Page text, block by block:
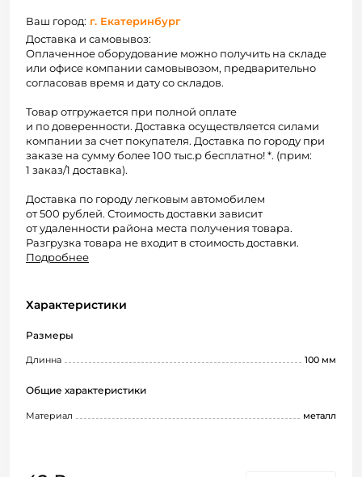
Ваш город: г. Екатеринбург
Доставка и самовывоз:
Оплаченное оборудование можно получить на складе
или офисе компании самовывозом, предварительно
согласовав время и дату со складов.
Товар отгружается при полной оплате
и по доверенности. Доставка осуществляется силами
компании за счет покупателя. Доставка по городу при
заказе на сумму более 100 тыс.р бесплатно! *. (прим:
1 заказ/1 доставка).
Доставка по городу легковым автомобилем
от 500 рублей. Стоимость доставки зависит
от удаленности района места получения товара.
Разгрузка товара не входит в стоимость доставки.
Подробнее
Характеристики
Размеры
Длинна 100 мм
Общие характеристики
Материал металл